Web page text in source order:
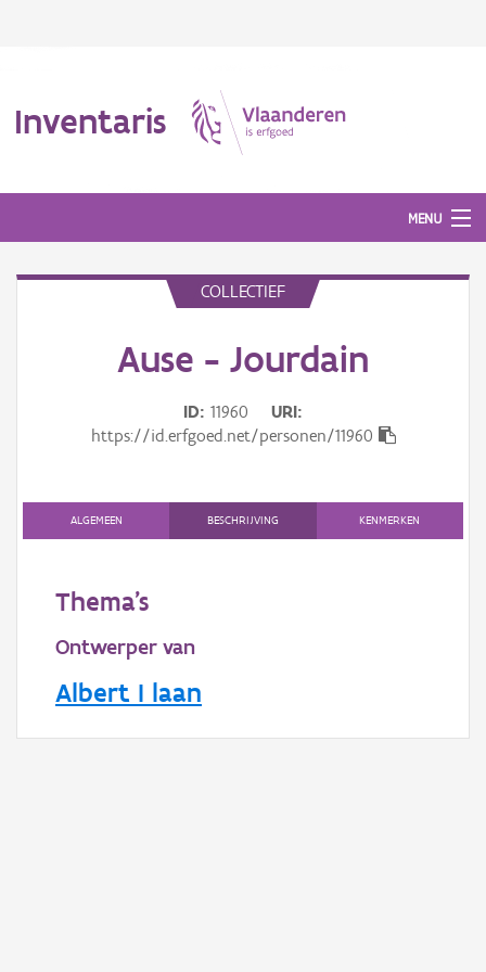
Inventaris
MENU
Aanduidingsobject
Gebeurtenis
Persoon of collectief
Downloads
Hergebruik
Aanmelden
COLLECTIEF
Ause - Jourdain
ID 11960
URI
https://id.erfgoed.net/personen/11960
ALGEMEEN BESCHRIJVING KENMERKEN
Thema's
Ontwerper van
Albert I laan